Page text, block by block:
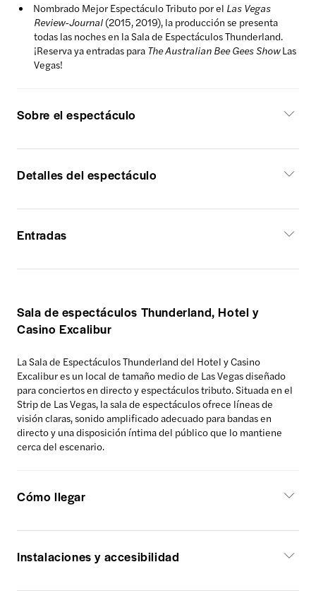
Nombrado Mejor Espectáculo Tributo por el Las Vegas
Review-Journal (2015, 2019), la producción se presenta
todas las noches en la Sala de Espectáculos Thunderland.
¡Reserva ya entradas para The Australian Bee Gees ShowLas
Vegas!
Sobre el espectáculo
Detalles del espectáculo
Entradas
Sala de espectáculos Thunderland, Hotel y
Casino Excalibur
La Sala de Espectáculos Thunderland del Hotel y Casino
Excalibur es un local de tamaño medio de Las Vegas diseñado
para conciertos en directo y espectáculos tributo. Situada en el
Strip de Las Vegas, la sala de espectáculos ofrece líneas de
visión claras, sonido amplificado adecuado para bandas en
directo y una disposición íntima del público que lo mantiene
cerca del escenario.
Cómo llegar
Instalaciones y accesibilidad